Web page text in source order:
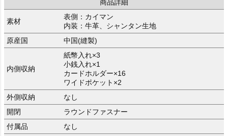
商品詳細
素材
表側：カイマン
内装：牛革、シャンタン生地
原産国
中国(縫製)
内側収納
紙幣入れ×3
小銭入れ×1
カードホルダー×16
ワイドポケット×2
外側収納
なし
開閉
ラウンドファスナー
付属品
なし